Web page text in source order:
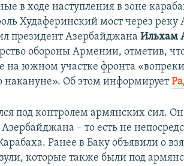
в ходе наступления в зоне
Худаферинский мост через реку
президент АзербайджанаИльхам
обороны Армении, отметив,
на южном участке фронта
накануне». Об этом информирует
под контролем армянских сил.
– то есть не
Ранее в Баку объявили о
которые также были под